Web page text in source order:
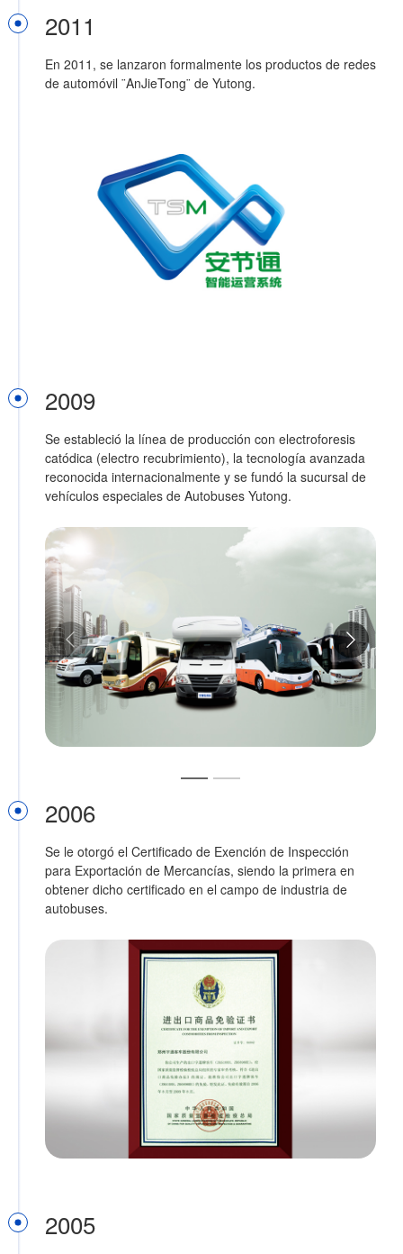
2011
En 2011, se lanzaron formalmente los productos de redes
de automóvil ¨AnJieTong¨ de Yutong.
2009
Se estableció la línea de producción con electroforesis
catódica (electro recubrimiento), la tecnología avanzada
reconocida internacionalmente y se fundó la sucursal de
vehículos especiales de Autobuses Yutong.
2006
Se le otorgó el Certificado de Exención de Inspección
para Exportación de Mercancías, siendo la primera en
obtener dicho certificado en el campo de industria de
autobuses.
2005